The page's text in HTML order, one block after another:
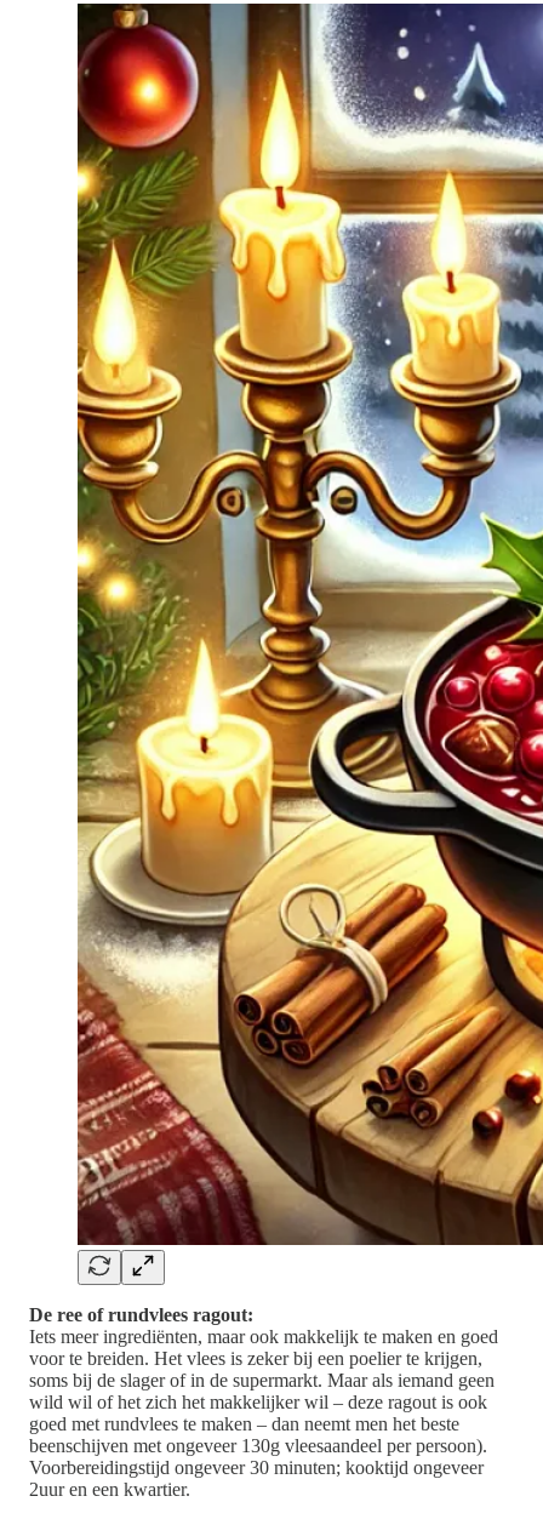
De ree of rundvlees ragout:
Iets meer ingrediënten, maar ook makkelijk te maken en goed
voor te breiden. Het vlees is zeker bij een poelier te krijgen,
soms bij de slager of in de supermarkt. Maar als iemand geen
wild wil of het zich het makkelijker wil – deze ragout is ook
goed met rundvlees te maken – dan neemt men het beste
beenschijven met ongeveer 130g vleesaandeel per persoon).
Voorbereidingstijd ongeveer 30 minuten; kooktijd ongeveer
2uur en een kwartier.